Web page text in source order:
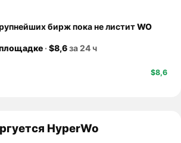
бирж пока не листитWO
·$8,6за 24 ч
$8,6
HyperWo